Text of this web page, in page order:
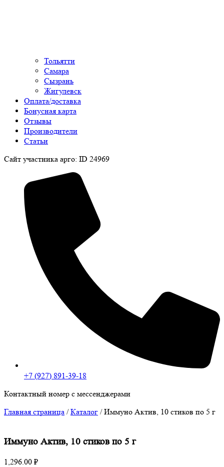
Тольятти
Самара
Сызрань
Жигулевск
Оплата/доставка
Бонусная карта
Отзывы
Производители
Статьи
Сайт участника арго: ID 24969
+7 (927) 891-39-18
Контактный номер с мессенджерами
Главная страница /Каталог /Иммуно Актив, 10 стиков по 5 г
Иммуно Актив, 10 стиков по 5 г
1,296.00 ₽